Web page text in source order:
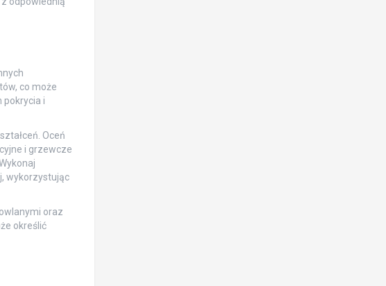
co może
pokrycia i
Oceń
i grzewcze
wykorzystując
oraz
określić